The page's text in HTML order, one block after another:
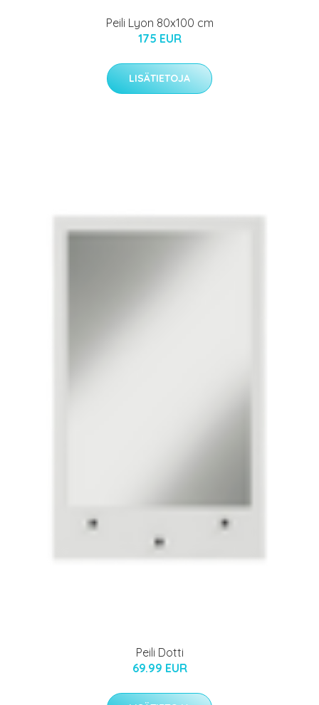
Peili Lyon 80x100 cm
175 EUR
LISÄTIETOJA
Peili Dotti
69.99 EUR